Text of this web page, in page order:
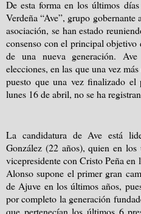
De esta forma en los últimos
Verdeña “Ave”, grupo gobernante
asociación, se han estado
consenso con el principal
de una nueva generación.
elecciones, en las que una vez
puesto que una vez finalizado el
lunes 16 de abril, no se ha
La candidatura de Ave está
González (22 años), quien en
vicepresidente con Cristo Peña
Alonso supone el primer gran
de Ajuve en los últimos años,
por completo la generación